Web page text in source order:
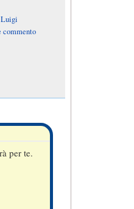
Luigi
commento
per te.